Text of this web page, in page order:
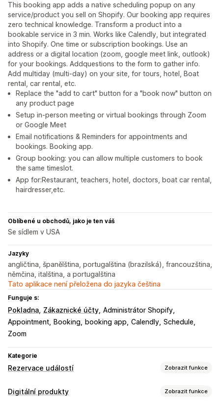
This booking app adds a native scheduling popup on any
service/product you sell on Shopify. Our booking app requires
zero technical knowledge. Transform a product into a
bookable service in 3 min. Works like Calendly, but integrated
into Shopify. One time or subscription bookings. Use an
address or a digital location (zoom, google meet link, outlook)
for your bookings. Addquestions to the form to gather info.
Add multiday (multi-day) on your site, for tours, hotel, Boat
rental, car rental, etc.
Replace the "add to cart" button for a "book now" button on
any product page
Setup in-person meeting or virtual bookings through Zoom
or Google Meet
Email notifications & Reminders for appointments and
bookings. Booking app.
Group booking: you can allow multiple customers to book
the same timeslot.
App for:Restaurant, teachers, hotel, doctors, boat car rental,
hairdresser,etc.
Oblíbené u obchodů, jako je ten váš
Se sídlem v USA
Jazyky
angličtina, španělština, portugalština (brazilská), francouzština,
němčina, italština, a portugalština
Tato aplikace není přeložena do jazyka čeština
Funguje s:
Pokladna Zákaznické účty Administrátor Shopify
Appointment
Booking booking app Calendly Schedule
Zoom
Kategorie
Rezervace událostí Zobrazit funkce
Typ akce
Digitální produkty Zobrazit funkce